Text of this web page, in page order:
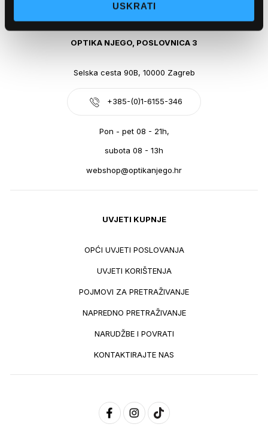
USKRATI
webshop@optikanjego.hr
OPTIKA NJEGO, POSLOVNICA 3
Selska cesta 90B, 10000 Zagreb
+385-(0)1-6155-346
Pon - pet 08 - 21h,
subota 08 - 13h
webshop@optikanjego.hr
UVJETI KUPNJE
OPĆI UVJETI POSLOVANJA
UVJETI KORIŠTENJA
POJMOVI ZA PRETRAŽIVANJE
NAPREDNO PRETRAŽIVANJE
NARUDŽBE I POVRATI
KONTAKTIRAJTE NAS